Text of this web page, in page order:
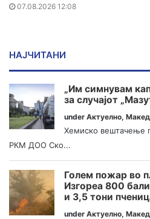
07.08.2026 12:08
НАЈЧИТАНИ
„Им симнувам
за случајот
under Актуелно,
Хемиско вештачење
РКМ ДОО Ско...
Голем пожар во
Изгореа 800
и 3,5 тони
under Актуелно,